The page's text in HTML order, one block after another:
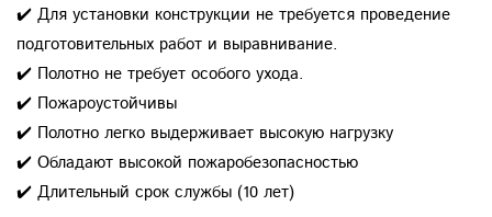
✔️ Для установки конструкции не требуется проведение
подготовительных работ и выравнивание.
✔️ Полотно не требует особого ухода.
✔️ Пожароустойчивы
✔️ Полотно легко выдерживает высокую нагрузку
✔️ Обладают высокой пожаробезопасностью
✔️ Длительный срок службы (10 лет)